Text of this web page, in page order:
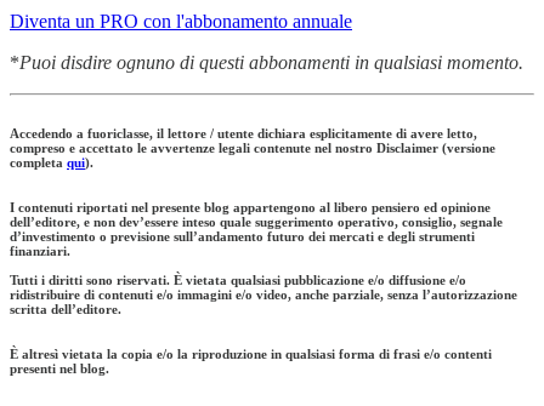
Diventa un PRO con l'abbonamento annuale
*Puoi disdire ognuno di questi abbonamenti in qualsiasi momento.
Accedendo a fuoriclasse, il lettore / utente dichiara esplicitamente di avere letto,
compreso e accettato le avvertenze legali contenute nel nostro Disclaimer (versione
completa qui).
I contenuti riportati nel presente blog appartengono al libero pensiero ed opinione
dell’editore, e non dev’essere inteso quale suggerimento operativo, consiglio, segnale
d’investimento o previsione sull’andamento futuro dei mercati e degli strumenti
finanziari.
Tutti i diritti sono riservati. È vietata qualsiasi pubblicazione e/o diffusione e/o
ridistribuire di contenuti e/o immagini e/o video, anche parziale, senza l’autorizzazione
scritta dell’editore.
È altresì vietata la copia e/o la riproduzione in qualsiasi forma di frasi e/o contenti
presenti nel blog.